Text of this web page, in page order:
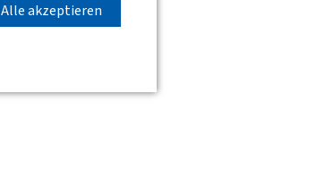
Alle akzeptieren